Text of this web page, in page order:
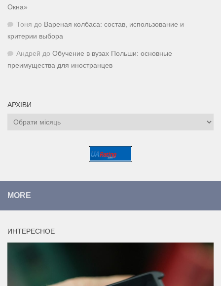
Окна»
Тоня до Вареная колбаса: состав, использование и
критерии выбора
Андрей до Обучение в вузах Польши: основные
преимущества для иностранцев
АРХІВИ
Архіви
MORE
ИНТЕРЕСНОЕ